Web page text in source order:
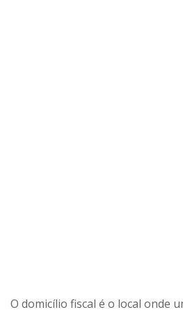
O domicílio fiscal é o local onde